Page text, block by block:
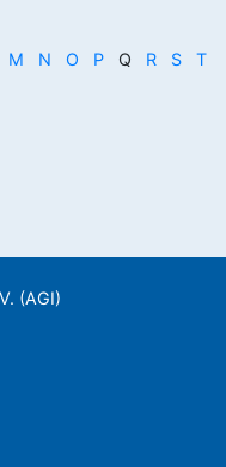
M N O P Q R S
T
(AGI)